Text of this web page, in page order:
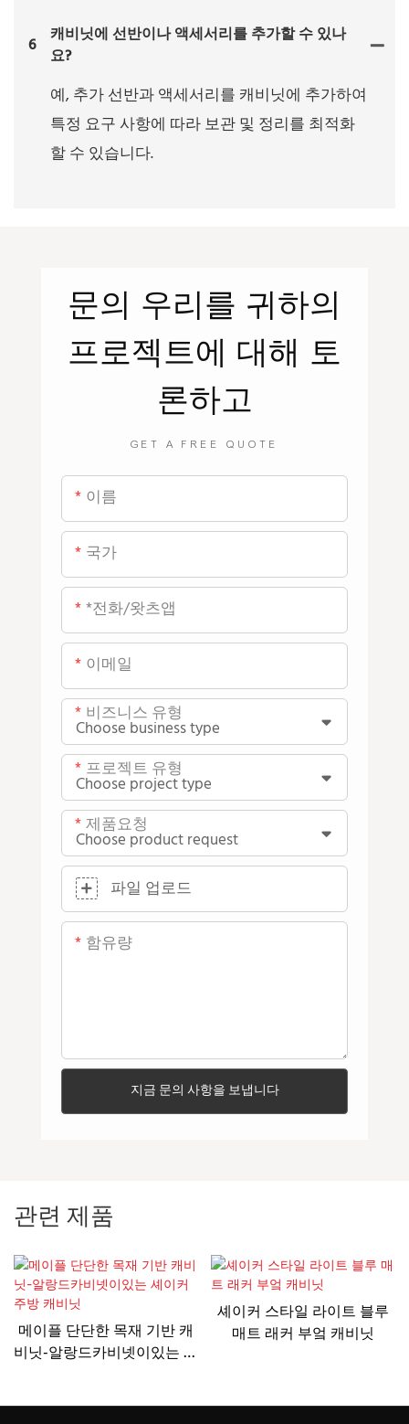
6
캐비닛에 선반이나 액세서리를 추가할 수 있나
요?
예, 추가 선반과 액세서리를 캐비닛에 추가하여
특정 요구 사항에 따라 보관 및 정리를 최적화
할 수 있습니다.
문의 우리를 귀하의
프로젝트에 대해 토
론하고
GET A FREE QUOTE
이름
국가
*전화/왓츠앱
이메일
비즈니스 유형
프로젝트 유형
제품요청
파일 업로드
함유량
지금 문의 사항을 보냅니다
관련 제품
메이플 단단한 목재 기반 캐
비닛-알랑드카비넷이있는 셰
셰이커 스타일 라이트 블루
매트 래커 부엌 캐비닛